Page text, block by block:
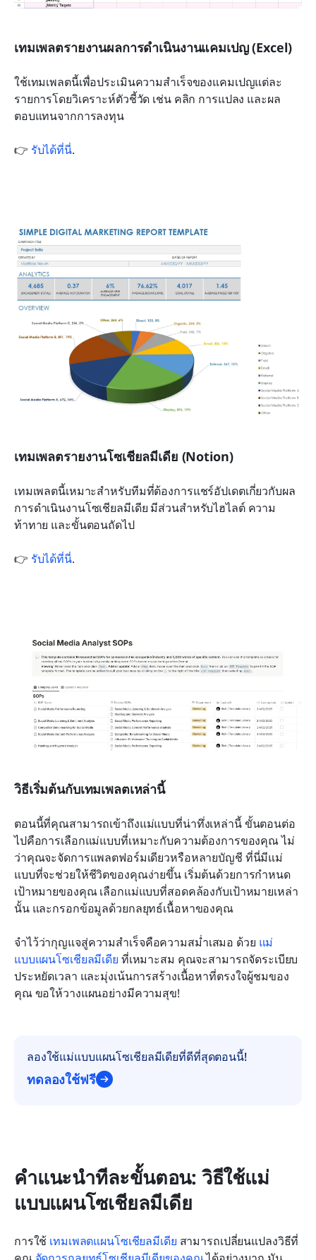
เทมเพลตรายงานผลการดำเนินงานแคมเปญ (Excel)
ใช้เทมเพลตนี้เพื่อประเมินความสำเร็จของแคมเปญแต่ละ
รายการโดยวิเคราะห์ตัวชี้วัด เช่น คลิก การแปลง และผล
ตอบแทนจากการลงทุน
👉 รับได้ที่นี่.
เทมเพลตรายงานโซเชียลมีเดีย (Notion)
เทมเพลตนี้เหมาะสำหรับทีมที่ต้องการแชร์อัปเดตเกี่ยวกับผล
การดำเนินงานโซเชียลมีเดีย มีส่วนสำหรับไฮไลต์ ความ
ท้าทาย และขั้นตอนถัดไป
👉 รับได้ที่นี่.
วิธีเริ่มต้นกับเทมเพลตเหล่านี้
ตอนนี้ที่คุณสามารถเข้าถึงแม่แบบที่น่าทึ่งเหล่านี้ ขั้นตอนต่อ
ไปคือการเลือกแม่แบบที่เหมาะกับความต้องการของคุณ ไม่
ว่าคุณจะจัดการแพลตฟอร์มเดียวหรือหลายบัญชี ที่นี่มีแม่
แบบที่จะช่วยให้ชีวิตของคุณง่ายขึ้น เริ่มต้นด้วยการกำหนด
เป้าหมายของคุณ เลือกแม่แบบที่สอดคล้องกับเป้าหมายเหล่า
นั้น และกรอกข้อมูลด้วยกลยุทธ์เนื้อหาของคุณ
จำไว้ว่ากุญแจสู่ความสำเร็จคือความสม่ำเสมอ ด้วย แม่
แบบแผนโซเชียลมีเดีย ที่เหมาะสม คุณจะสามารถจัดระเบียบ
ประหยัดเวลา และมุ่งเน้นการสร้างเนื้อหาที่ตรงใจผู้ชมของ
คุณ ขอให้วางแผนอย่างมีความสุข!
ลองใช้แม่แบบแผนโซเชียลมีเดียที่ดีที่สุดตอนนี้!
ทดลองใช้ฟรี
คำแนะนำทีละขั้นตอน: วิธีใช้แม่
แบบแผนโซเชียลมีเดีย
การใช้ เทมเพลตแผนโซเชียลมีเดีย สามารถเปลี่ยนแปลงวิธีที่